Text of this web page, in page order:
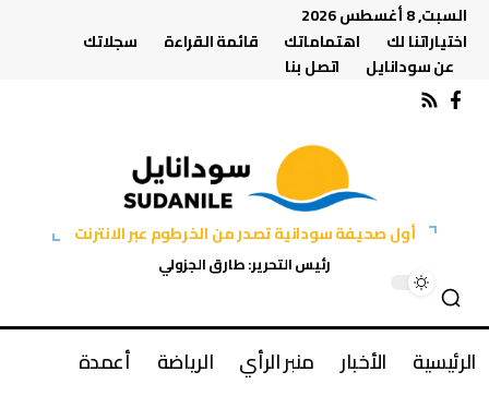
السبت, 8 أغسطس 2026
اختياراتنا لك
اهتماماتك قائمة القراءة
سجلاتك
عن سودانايل
اتصل بنا
أول صحيفة سودانية تصدر من الخرطوم عبر الانترنت
رئيس التحرير: طارق الجزولي
الرئيسية الأخبار منبر الرأي الرياضة
أعمدة